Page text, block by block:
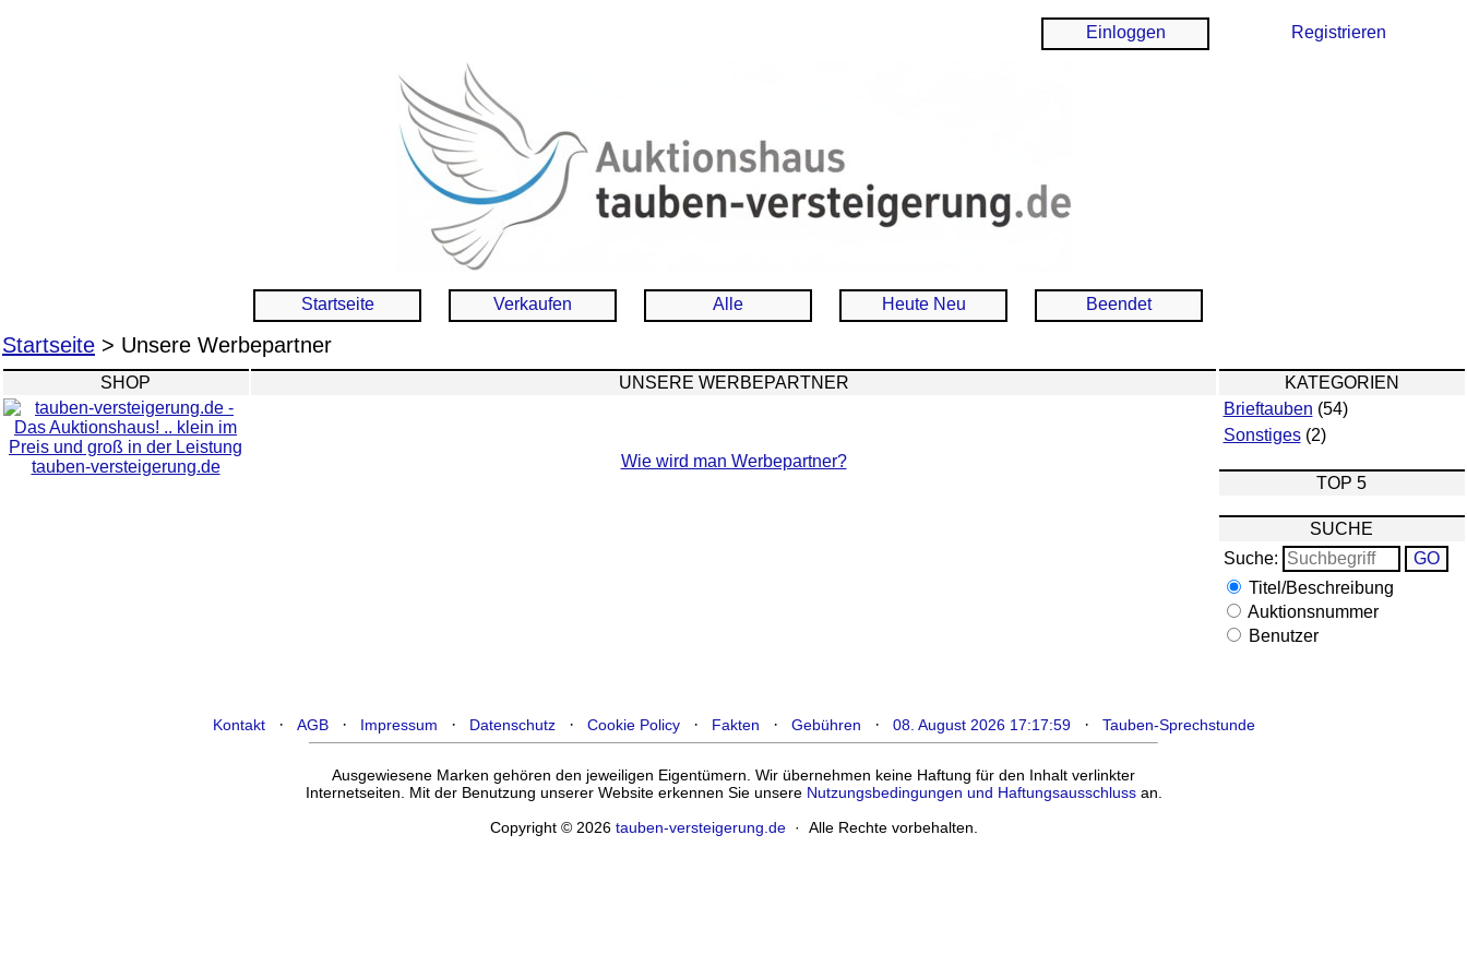
Einloggen Registrieren
Startseite Verkaufen Alle Heute Neu Beendet
Startseite > Unsere Werbepartner
SHOP
tauben-versteigerung.de
UNSERE WERBEPARTNER
Wie wird man Werbepartner?
KATEGORIEN
Brieftauben (54)
Sonstiges (2)
TOP 5
SUCHE
Suche:
Titel/Beschreibung
Auktionsnummer
Benutzer
Kontakt· AGB· Impressum · Datenschutz· Cookie Policy· Fakten · Gebühren · 08. August 2026 17:17:59· Tauben-Sprechstunde
Ausgewiesene Marken gehören den jeweiligen Eigentümern. Wir übernehmen keine Haftung für den Inhalt verlinkter
Internetseiten. Mit der Benutzung unserer Website erkennen Sie unsere Nutzungsbedingungen und Haftungsausschlussan.
Copyright © 2026 tauben-versteigerung.de· Alle Rechte vorbehalten.